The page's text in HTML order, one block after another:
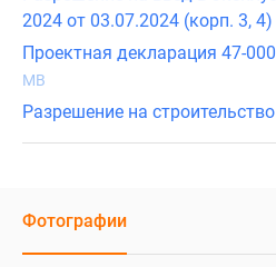
2024 от 03.07.2024 (корп. 3, 4)
Проектная декларация 47-
MB
Разрешение на строительство
Фотографии